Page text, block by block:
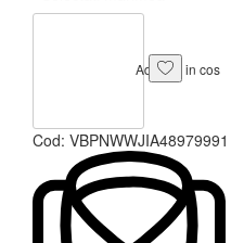
Adauga in cos
Cod: VBPNWWJIA48979991